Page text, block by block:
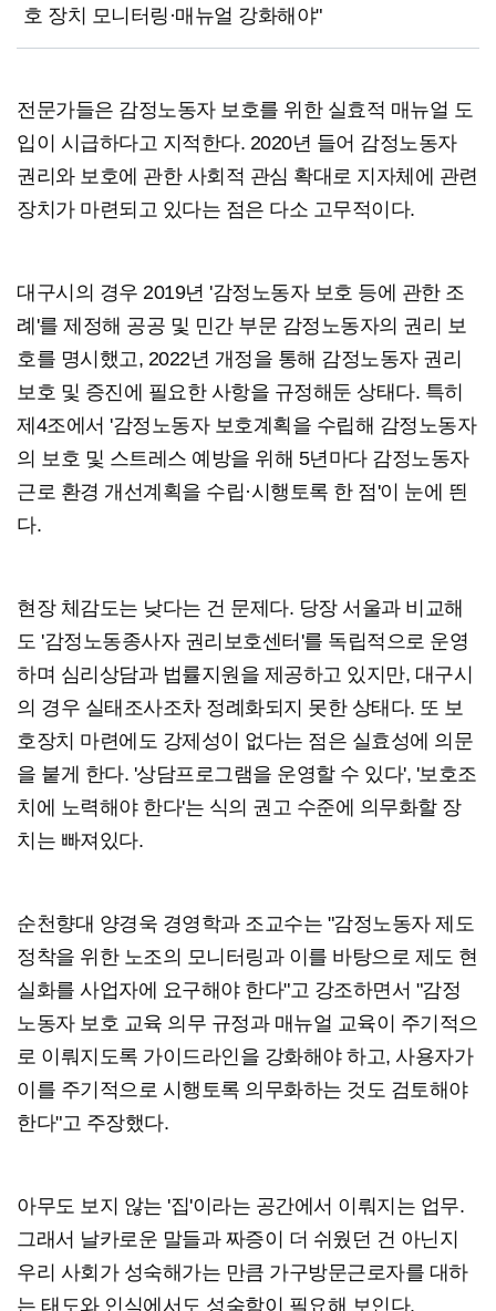
호 장치 모니터링·매뉴얼 강화해야"
전문가들은 감정노동자 보호를 위한 실효적 매뉴얼 도
입이 시급하다고 지적한다. 2020년 들어 감정노동자
권리와 보호에 관한 사회적 관심 확대로 지자체에 관련
장치가 마련되고 있다는 점은 다소 고무적이다.
대구시의 경우 2019년 '감정노동자 보호 등에 관한 조
례'를 제정해 공공 및 민간 부문 감정노동자의 권리 보
호를 명시했고, 2022년 개정을 통해 감정노동자 권리
보호 및 증진에 필요한 사항을 규정해둔 상태다. 특히
제4조에서 '감정노동자 보호계획을 수립해 감정노동자
의 보호 및 스트레스 예방을 위해 5년마다 감정노동자
근로 환경 개선계획을 수립·시행토록 한 점'이 눈에 띈
다.
현장 체감도는 낮다는 건 문제다. 당장 서울과 비교해
도 '감정노동종사자 권리보호센터'를 독립적으로 운영
하며 심리상담과 법률지원을 제공하고 있지만, 대구시
의 경우 실태조사조차 정례화되지 못한 상태다. 또 보
호장치 마련에도 강제성이 없다는 점은 실효성에 의문
을 붙게 한다. '상담프로그램을 운영할 수 있다', '보호조
치에 노력해야 한다'는 식의 권고 수준에 의무화할 장
치는 빠져있다.
순천향대 양경욱 경영학과 조교수는 "감정노동자 제도
정착을 위한 노조의 모니터링과 이를 바탕으로 제도 현
실화를 사업자에 요구해야 한다"고 강조하면서 "감정
노동자 보호 교육 의무 규정과 매뉴얼 교육이 주기적으
로 이뤄지도록 가이드라인을 강화해야 하고, 사용자가
이를 주기적으로 시행토록 의무화하는 것도 검토해야
한다"고 주장했다.
아무도 보지 않는 '집'이라는 공간에서 이뤄지는 업무.
그래서 날카로운 말들과 짜증이 더 쉬웠던 건 아닌지
우리 사회가 성숙해가는 만큼 가구방문근로자를 대하
는 태도와 인식에서도 성숙함이 필요해 보인다.